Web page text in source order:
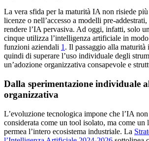
La vera sfida per la maturità IA non risiede
licenze o nell’accesso a modelli pre-
rendere l’IA pervasiva. Ad oggi, infatti, solo
cinque utilizza l’intelligenza artificiale in
funzioni aziendali 1. Il passaggio alla maturità
quindi di superare l’uso individuale degli
un’adozione organizzativa consapevole e
Dalla sperimentazione individuale
organizzativa
L’evoluzione tecnologica impone che l’IA
considerata come un tool isolato, ma come un
permea l’intero ecosistema industriale. La